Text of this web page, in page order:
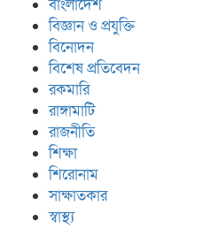
বাংলাদেশ
বিজ্ঞান ও প্রযুক্তি
বিনোদন
বিশেষ প্রতিবেদন
রকমারি
রাঙ্গামাটি
রাজনীতি
শিক্ষা
শিরোনাম
সাক্ষাতকার
স্বাস্থ্য